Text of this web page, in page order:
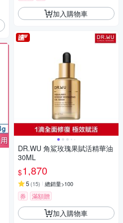
加入購物車
DR.WU 角鯊玫瑰果賦活精華油
30ML
$1,870
5 (15) 總銷量>100
券 滿額贈
加入購物車